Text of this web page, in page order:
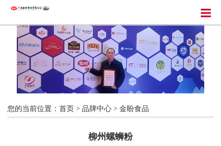
您的当前位置： 首页 > 品牌中心 > 金盼食品
柳州螺蛳粉